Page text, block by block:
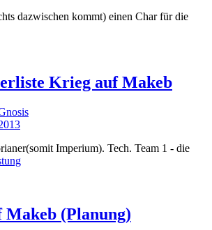
dazwischen kommt) einen Char für die
Krieg auf Makeb
Imperium). Tech. Team 1 - die
(Planung)